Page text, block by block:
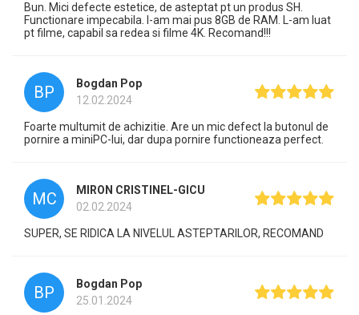
Bun. Mici defecte estetice, de asteptat pt un produs SH.
Functionare impecabila. I-am mai pus 8GB de RAM. L-am luat
pt filme, capabil sa redea si filme 4K. Recomand!!!
BP
Bogdan Pop
12.02.2024
Foarte multumit de achizitie. Are un mic defect la butonul de
pornire a miniPC-lui, dar dupa pornire functioneaza perfect.
MC
MIRON CRISTINEL-GICU
02.02.2024
SUPER, SE RIDICA LA NIVELUL ASTEPTARILOR, RECOMAND
BP
Bogdan Pop
25.01.2024